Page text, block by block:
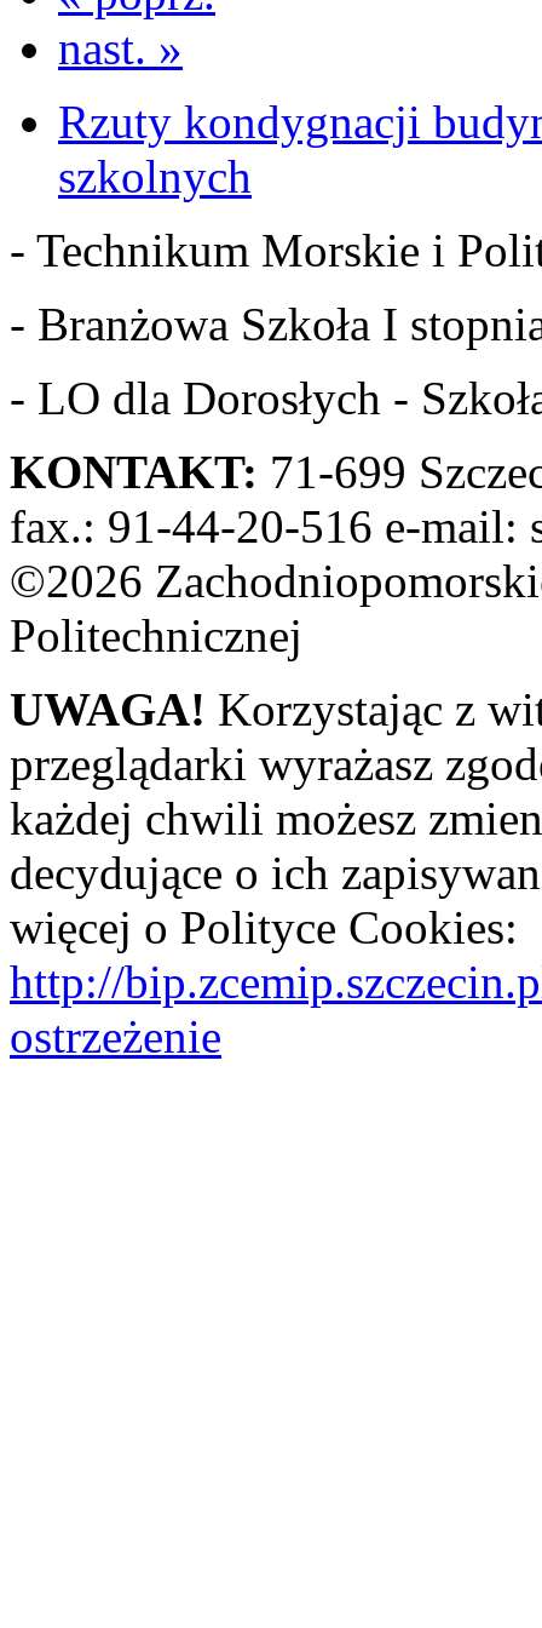
nast. »
Rzuty kondygnacji
szkolnych
- Technikum Morskie i
- Branżowa Szkoła I
- LO dla Dorosłych -
KONTAKT: 71-699
fax.: 91-44-20-516 e-mail:
©2026
Politechnicznej
UWAGA! Korzystając z
przeglądarki wyrażasz
każdej chwili możesz
decydujące o ich
więcej o Polityce Cookies:
http://
ostrzeżenie